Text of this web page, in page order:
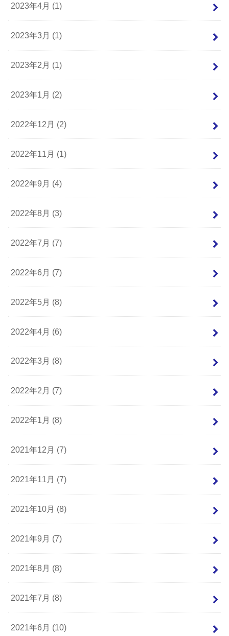
2023年4月 (1)
2023年3月 (1)
2023年2月 (1)
2023年1月 (2)
2022年12月 (2)
2022年11月 (1)
2022年9月 (4)
2022年8月 (3)
2022年7月 (7)
2022年6月 (7)
2022年5月 (8)
2022年4月 (6)
2022年3月 (8)
2022年2月 (7)
2022年1月 (8)
2021年12月 (7)
2021年11月 (7)
2021年10月 (8)
2021年9月 (7)
2021年8月 (8)
2021年7月 (8)
2021年6月 (10)